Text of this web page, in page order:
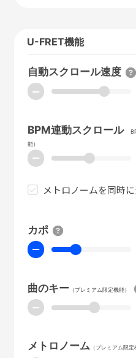
U-FRET機能
自動スクロール速度
ー
BPM連動スクロール
能）
ー
メトロノームを同時
カポ
ー
曲のキー（プレミアム限定機能）
ー
メトロノーム（プレミアム限定